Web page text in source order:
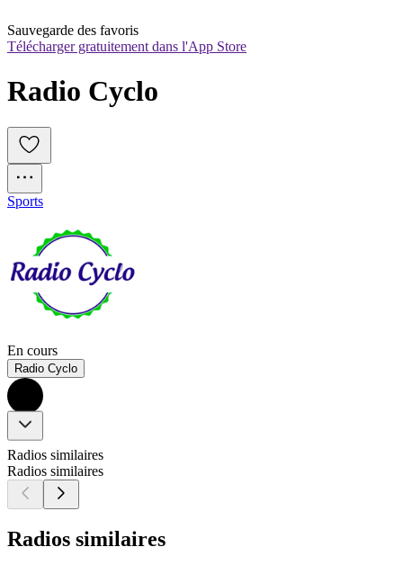
Sauvegarde des favoris
Télécharger gratuitement dans l'App Store
Sports
En cours
Radio Cyclo
Radios similaires
Radios similaires
Radios similaires